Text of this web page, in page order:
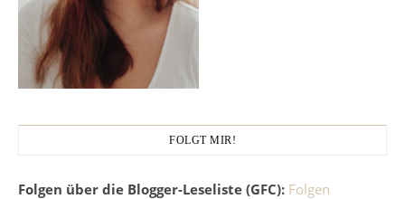
FOLGT MIR!
Folgen über die Blogger-Leseliste (GFC): Folgen